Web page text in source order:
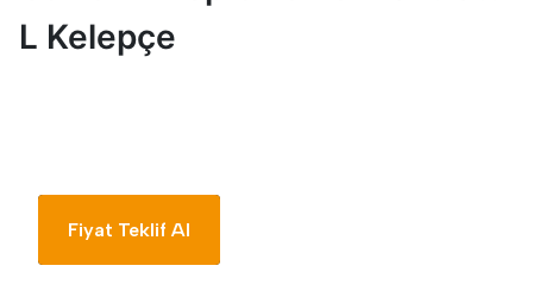
L Kelepçe
Fiyat Teklif Al